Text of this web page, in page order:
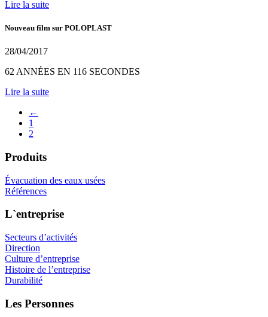
Lire la suite
Nouveau film sur POLOPLAST
28/04/2017
62 ANNÉES EN 116 SECONDES
Lire la suite
←
1
2
Produits
Évacuation des eaux usées
Références
L`entreprise
Secteurs d’activités
Direction
Culture d’entreprise
Histoire de l’entreprise
Durabilité
Les Personnes